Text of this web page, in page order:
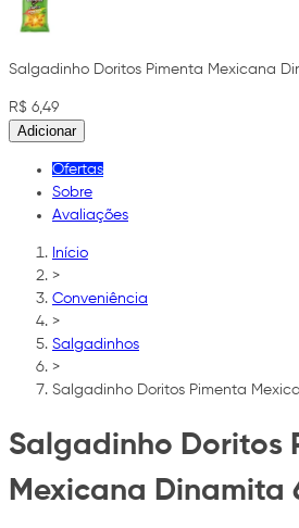
Salgadinho Doritos Pimenta Mexicana
R$ 6,49
Adicionar
Ofertas
Sobre
Avaliações
Início
>
Conveniência
>
Salgadinhos
>
Salgadinho Doritos Pimenta
Salgadinho Doritos
Mexicana Dinamita